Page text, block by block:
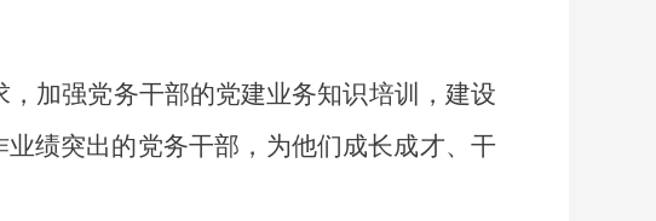
加强党务干部的党建业务知识培训，建设
绩突出的党务干部，为他们成长成才、干